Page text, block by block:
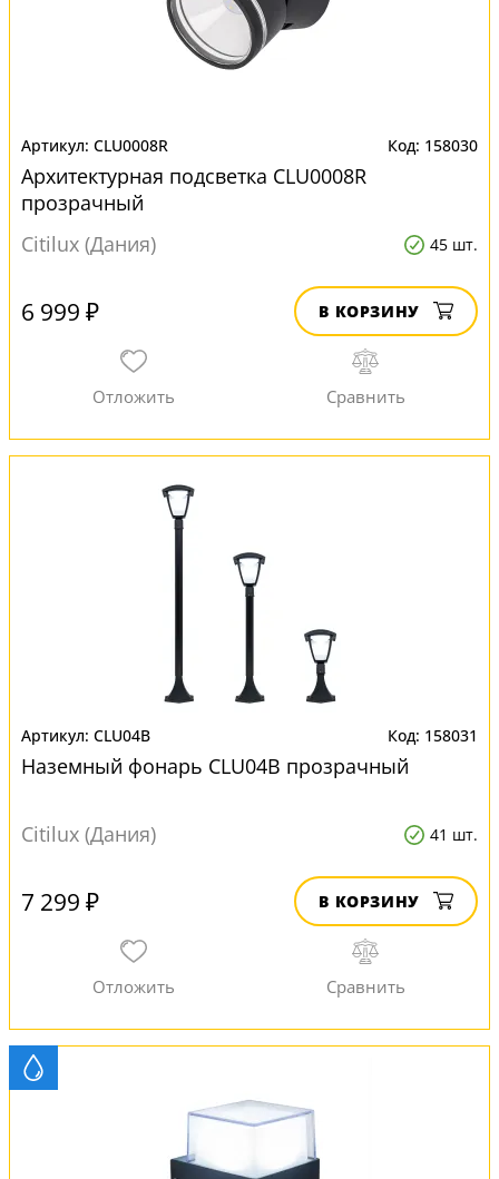
CLU0008R 158030
Архитектурная подсветка CLU0008R
прозрачный
Citilux (Дания)
45 шт.
6 999 ₽ В КОРЗИНУ
CLU04B 158031
Наземный фонарь CLU04B прозрачный
Citilux (Дания) 41 шт.
7 299 ₽ В КОРЗИНУ